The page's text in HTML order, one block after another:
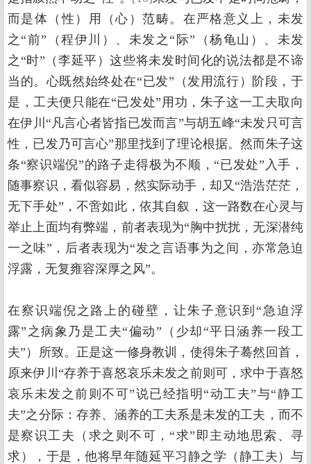
而是体（性）用（心）范畴。在严格意义上，未发
之“前”（程伊川）、未发之“际”（杨龟山）、未发
之“时”（李延平）这些将未发时间化的说法都是不谛
当的。心既然始终处在“已发”（发用流行）阶段，于
是，工夫便只能在“已发处”用功，朱子这一工夫取向
在伊川“凡言心者皆指已发而言”与胡五峰“未发只可言
性，已发乃可言心”那里找到了理论根据。然而朱子这
条“察识端倪”的路子走得极为不顺，“已发处”入手，
随事察识，看似容易，然实际动手，却又“浩浩茫茫，
无下手处”，不啻如此，依其自叙，这一路数在心灵与
举止上面均有弊端，前者表现为“胸中扰扰，无深潜纯
一之味”，后者表现为“发之言语事为之间，亦常急迫
浮露，无复雍容深厚之风”。
在察识端倪之路上的碰壁，让朱子意识到“急迫浮
露”之病象乃是工夫“偏动”（少却“平日涵养一段工
夫”）所致。正是这一修身教训，使得朱子蓦然回首，
原来伊川“存养于喜怒哀乐未发之前则可，求中于喜怒
哀乐未发之前则不可”说已经指明“动工夫”与“静工
夫”之分际：存养、涵养的工夫系是未发的工夫，而不
是察识工夫（求之则不可，“求”即主动地思索、寻
求），于是，他将早年随延平习静之学（静工夫）与